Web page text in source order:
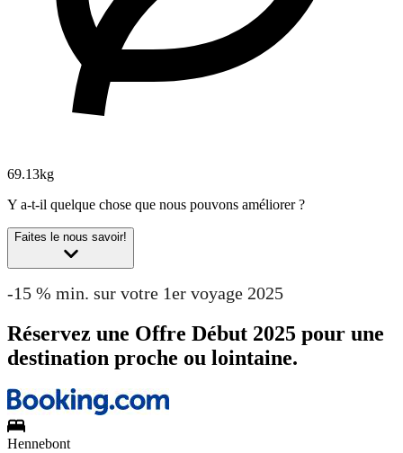
69.13kg
Y a-t-il quelque chose que nous pouvons améliorer ?
Faites le nous savoir!
-15 % min. sur votre 1er voyage 2025
Réservez une Offre Début 2025 pour une
destination proche ou lointaine.
Hennebont